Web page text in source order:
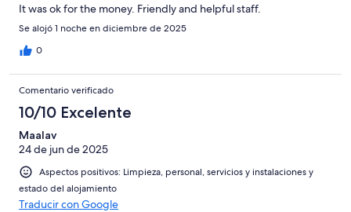
It was ok for the money. Friendly and helpful staff.
Se alojó 1 noche en diciembre de 2025
0
Comentario verificado
10/10 Excelente
Maalav
24 de jun de 2025
Aspectos positivos: Limpieza, personal, servicios y instalaciones y
estado del alojamiento
Traducir con Google